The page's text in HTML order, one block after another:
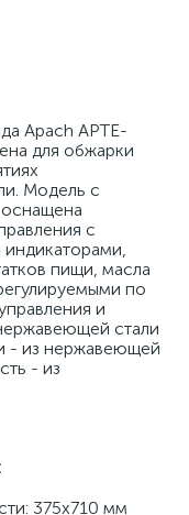
Apach APTE-
для обжарки
Модель с
с
пищи, масла
по
и
стали
- из нержавеющей
- из
375х710 мм